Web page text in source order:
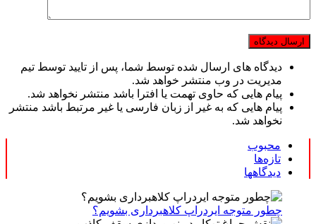
دیدگاه های ارسال شده توسط شما، پس از تایید توسط تیم
مدیریت در وب منتشر خواهد شد.
پیام هایی که حاوی تهمت یا افترا باشد منتشر نخواهد شد.
پیام هایی که به غیر از زبان فارسی یا غیر مرتبط باشد منتشر
نخواهد شد.
محبوب
تازه‌ها
دیدگاهها
چطور متوجه ایردراپ کلاهبرداری بشویم؟